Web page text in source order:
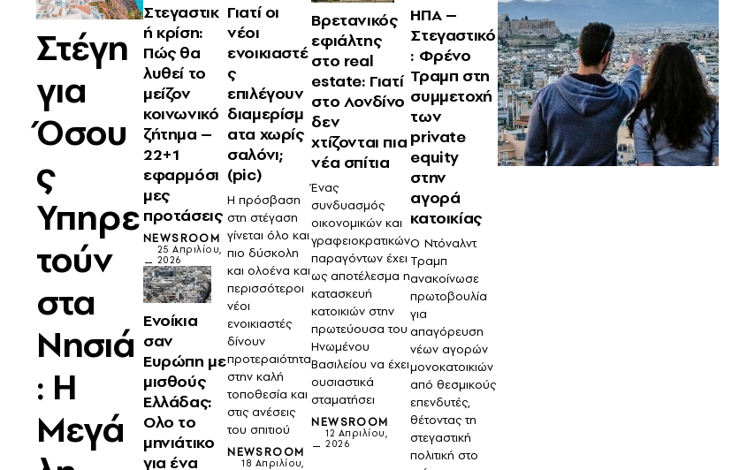
Στέγη
για
Όσου
ς
Υπηρε
τούν
στα
Νησιά
: Η
Μεγά
Στεγαστικ
ή κρίση:
Πώς θα
λυθεί το
μείζον
κοινωνικό
ζήτημα –
22+1
εφαρμόσι
μες
προτάσεις
NEWSROOM
25 Απριλίου,
2026
Ενοίκια
σαν
Ευρώπη με
μισθούς
Ελλάδας:
Ολο το
μηνιάτικο
για ένα
Γιατί οι
νέοι
ενοικιαστέ
ς
επιλέγουν
διαμερίσμ
ατα χωρίς
σαλόνι;
(pic)
H πρόσβαση
στη στέγαση
γίνεται όλο και
πιο δύσκολη
και ολοένα και
περισσότεροι
νέοι
ενοικιαστές
δίνουν
προτεραιότητα
στην καλή
τοποθεσία και
στις ανέσεις
του σπιτιού
NEWSROOM
18 Απριλίου,
Βρετανικός
εφιάλτης
στο real
estate: Γιατί
στο Λονδίνο
δεν
χτίζονται πια
νέα σπίτια
Ένας
συνδυασμός
οικονομικών και
γραφειοκρατικών
παραγόντων έχει
ως αποτέλεσμα η
κατασκευή
κατοικιών στην
πρωτεύουσα του
Ηνωμένου
Βασιλείου να έχει
ουσιαστικά
σταματήσει
NEWSROOM
12 Απριλίου,
2026
ΗΠΑ –
Στεγαστικό
: Φρένο
Τραμπ στη
συμμετοχή
των
private
equity
στην
αγορά
κατοικίας
Ο Ντόναλντ
Τραμπ
ανακοίνωσε
πρωτοβουλία
για
απαγόρευση
νέων αγορών
μονοκατοικιών
από θεσμικούς
επενδυτές,
θέτοντας τη
στεγαστική
πολιτική στο